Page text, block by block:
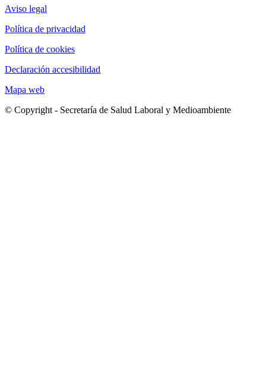
Aviso legal
Política de privacidad
Política de cookies
Declaración accesibilidad
Mapa web
© Copyright - Secretaría de Salud Laboral y Medioambiente